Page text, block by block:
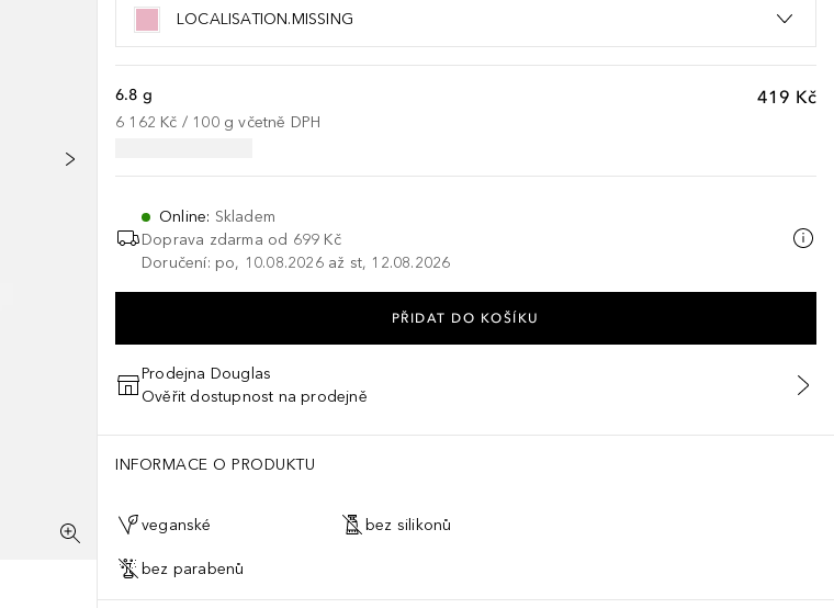
LOCALISATION.MISSING
419 Kč
6.8 g
6 162 Kč / 100 g včetně DPH
Online: Skladem
Doprava zdarma od 699 Kč
Doručení: po, 10.08.2026 až st, 12.08.2026
PŘIDAT DO KOŠÍKU
Prodejna Douglas
Ověřit dostupnost na prodejně
INFORMACE O PRODUKTU
veganské bez silikonů
bez parabenů